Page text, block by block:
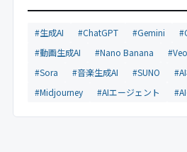
#生成AI #ChatGPT #Gemini
#動画生成AI
#Nano Banana #Veo
#Sora
#音楽生成AI #SUNO
#Midjourney
#AIエージェント